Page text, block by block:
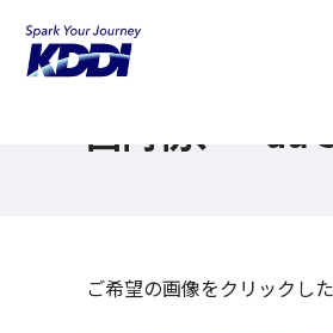
KDDI ニュースルーム
国内初、「au
ご希望の画像をクリック し